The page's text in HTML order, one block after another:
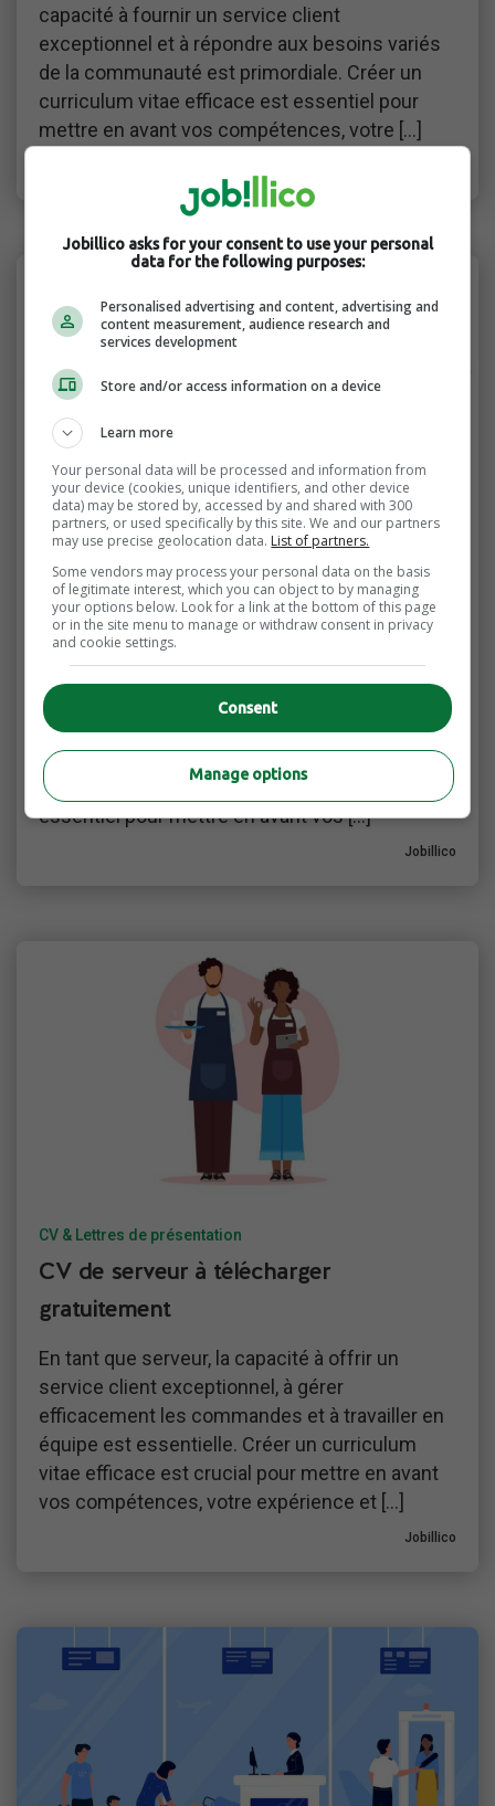
capacité à fournir un service client
exceptionnel et à répondre aux besoins variés
de la communauté est primordiale. Créer un
curriculum vitae efficace est essentiel pour
mettre en avant vos compétences, votre […]
CV & Lettres de présentation
CV de guide touristique à télécharger
gratuitement
Le rôle d’un guide touristique est de fournir des
expériences mémorables et enrichissantes
aux visiteurs en leur faisant découvrir les
attractions locales, l’histoire et la culture d’une
région. Créer un curriculum vitae efficace est
essentiel pour mettre en avant vos […]
Jobillico
CV & Lettres de présentation
CV de serveur à télécharger
gratuitement
En tant que serveur, la capacité à offrir un
service client exceptionnel, à gérer
efficacement les commandes et à travailler en
équipe est essentielle. Créer un curriculum
vitae efficace est crucial pour mettre en avant
vos compétences, votre expérience et […]
Jobillico
Jobillico asks for your consent to use your personal
data for the following purposes:
Personalised advertising and content, advertising and
content measurement, audience research and
services development
Store and/or access information on a device
Learn more
Your personal data will be processed and information from
your device (cookies, unique identifiers, and other device
data) may be stored by, accessed by and shared with 300
partners, or used specifically by this site. We and our partners
may use precise geolocation data. List of partners.
Some vendors may process your personal data on the basis
of legitimate interest, which you can object to by managing
your options below. Look for a link at the bottom of this page
or in the site menu to manage or withdraw consent in privacy
and cookie settings.
Consent
Manage options